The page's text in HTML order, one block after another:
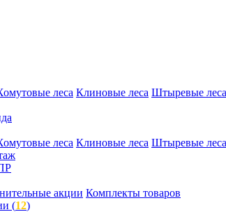
леса Клиновые леса Штыревые леса
леса Клиновые леса Штыревые леса
акции Комплекты товаров
(12)